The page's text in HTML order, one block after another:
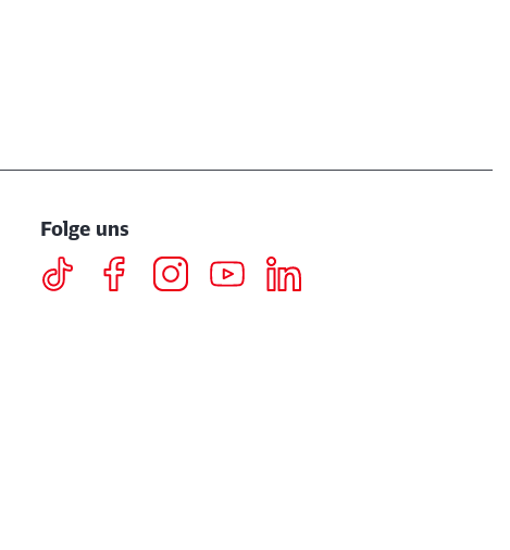
Folge uns